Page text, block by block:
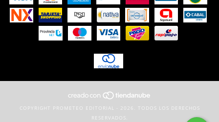
COPYRIGHT PROMETEO EDITORIAL - 2026. TODOS LOS DERECHOS
RESERVADOS.